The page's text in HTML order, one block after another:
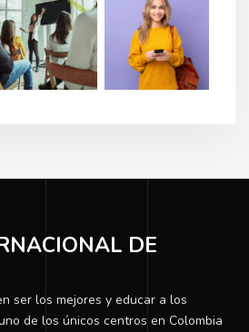
DE
ser los mejores y educar a los
de los únicos centros en Colombia